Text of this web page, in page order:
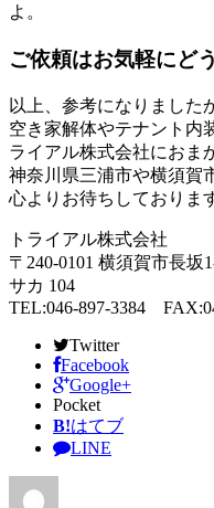
よ。
ご依頼はお気軽にど
以上、参考になりました
空き家解体やテナント内
ライアル株式会社におま
神奈川県三浦市や横須賀
心よりお待ちしておりま
トライアル株式会社
〒240-0101 横須賀市長
サカ 104
TEL:046-897-3384
Twitter
Facebook
Google+
Pocket
B!はてブ
LINE